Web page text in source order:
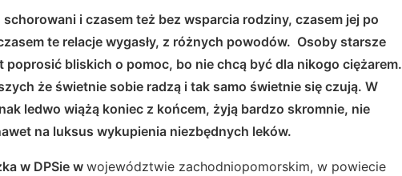
i czasem też bez wsparcia rodziny, czasem jej po
te relacje wygasły, z różnych powodów. Osoby starsze
poprosić bliskich o pomoc, bo nie chcą być dla nikogo ciężarem.
że świetnie sobie radzą i tak samo świetnie się czują. W
ledwo wiążą koniec z końcem, żyją bardzo skromnie, nie
na luksus wykupienia niezbędnych leków.
w DPSie w województwie zachodniopomorskim, w powiecie